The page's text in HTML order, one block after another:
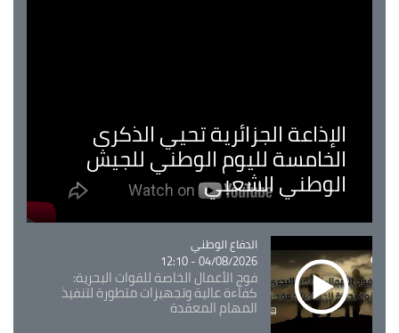
الإذاعة الجزائرية تحيي الذكرى
الخامسة لليوم الوطني للجيش
الوطني الشعبي
Catégorie
الدفاع الوطني
04/08/2026 - 12:10
فوج الأعمال الخاصة للقوات البحرية:
كفاءة عالية وتجهيزات متطورة لتنفيذ
المهام المعقدة